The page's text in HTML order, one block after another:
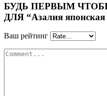
БУДЬ ПЕРВЫМ
ДЛЯ “Азалия
Ваш рейтинг